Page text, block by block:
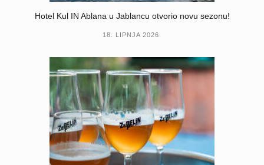
Hotel Kul IN Ablana u Jablancu otvorio novu sezonu!
18. LIPNJA 2026.